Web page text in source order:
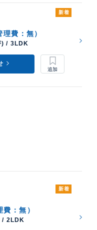
新着
理費：無）
/ 3LDK
新着
費：無）
2LDK